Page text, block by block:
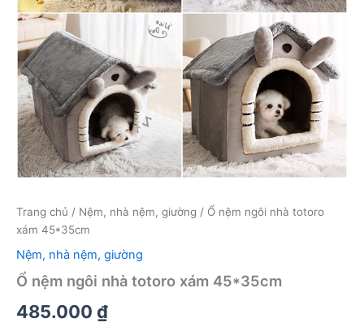
Trang chủ / Nệm, nhà nệm, giường / Ổ nệm ngôi nhà totoro
xám 45*35cm
Nệm, nhà nệm, giường
Ổ nệm ngôi nhà totoro xám 45*35cm
485.000 ₫